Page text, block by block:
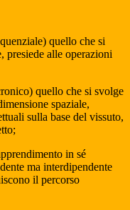
quello che si
presiede alle operazioni
quello che si svolge
spaziale,
sulla base del vissuto,
in sé
ma interdipendente
il percorso